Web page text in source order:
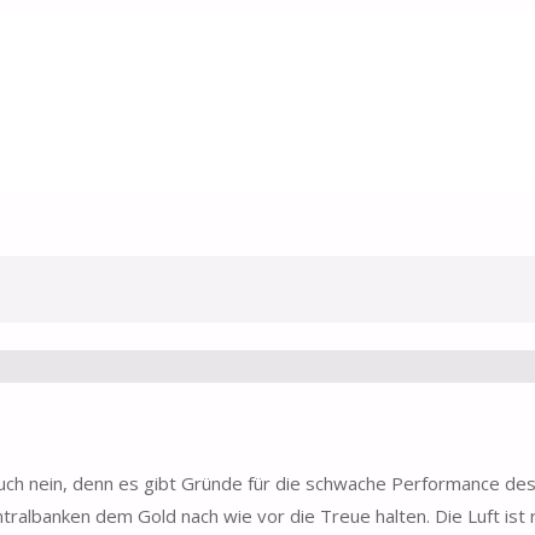
nein, denn es gibt Gründe für die schwache Performance des
dem Gold nach wie vor die Treue halten. Die Luft ist